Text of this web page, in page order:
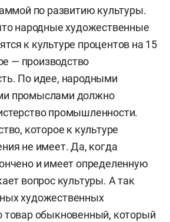
по развитию культуры.
народные художественные
к культуре процентов на 15
— производство
По идее, народными
промыслами должно
промышленности.
которое к культуре
не имеет. Да, когда
и имеет определенную
вопрос культуры. А так
художественных
товар обыкновенный, который